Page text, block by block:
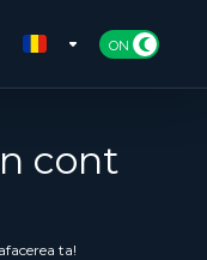
cont
ta!